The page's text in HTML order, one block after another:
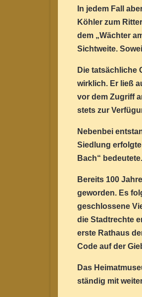
In jedem Fall
Köhler zum
dem „Wächter
Sichtweite.
Die tatsächliche
wirklich. Er ließ
vor dem Zugriff
stets zur
Nebenbei
Siedlung
Bach“
Bereits 100
geworden. Es
geschlossene
die Stadtrechte
erste Rathaus
Code auf der
Das
ständig mit